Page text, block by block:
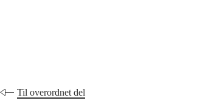
Til overordnet del